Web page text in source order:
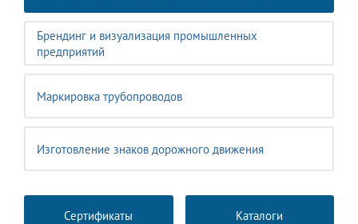
Брендинг и визуализация промышленных
предприятий
Маркировка трубопроводов
Изготовление знаков дорожного движения
Сертификаты Каталоги